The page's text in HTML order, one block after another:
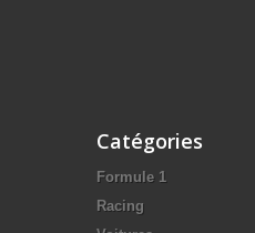
Catégories
Formule 1
Racing